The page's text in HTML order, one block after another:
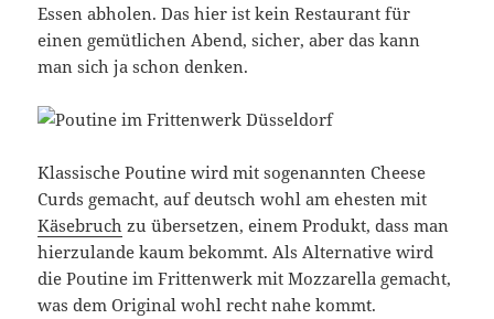
Essen abholen. Das hier ist kein Restaurant für
einen gemütlichen Abend, sicher, aber das kann
man sich ja schon denken.
Klassische Poutine wird mit sogenannten Cheese
Curds gemacht, auf deutsch wohl am ehesten mit
Käsebruch zu übersetzen, einem Produkt, dass man
hierzulande kaum bekommt. Als Alternative wird
die Poutine im Frittenwerk mit Mozzarella gemacht,
was dem Original wohl recht nahe kommt.